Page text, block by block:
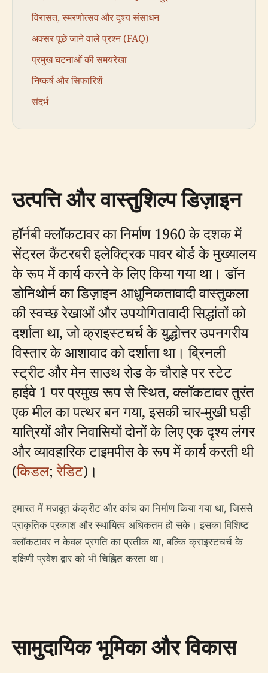
विरासत, स्मरणोत्सव और दृश्य संसाधन
अक्सर पूछे जाने वाले प्रश्न (FAQ)
प्रमुख घटनाओं की समयरेखा
निष्कर्ष और सिफारिशें
संदर्भ
उत्पत्ति और वास्तुशिल्प डिज़ाइन
हॉर्नबी क्लॉकटावर का निर्माण 1960 के दशक में
सेंट्रल कैंटरबरी इलेक्ट्रिक पावर बोर्ड के मुख्यालय
के रूप में कार्य करने के लिए किया गया था। डॉन
डोनिथोर्न का डिज़ाइन आधुनिकतावादी वास्तुकला
की स्वच्छ रेखाओं और उपयोगितावादी सिद्धांतों को
दर्शाता था, जो क्राइस्टचर्च के युद्धोत्तर उपनगरीय
विस्तार के आशावाद को दर्शाता था। ब्रिनली
स्ट्रीट और मेन साउथ रोड के चौराहे पर स्टेट
हाईवे 1 पर प्रमुख रूप से स्थित, क्लॉकटावर तुरंत
एक मील का पत्थर बन गया, इसकी चार-मुखी घड़ी
यात्रियों और निवासियों दोनों के लिए एक दृश्य लंगर
और व्यावहारिक टाइमपीस के रूप में कार्य करती थी
(किडल;रेडिट)।
इमारत में मजबूत कंक्रीट और कांच का निर्माण किया गया था, जिससे
प्राकृतिक प्रकाश और स्थायित्व अधिकतम हो सके। इसका विशिष्ट
क्लॉकटावर न केवल प्रगति का प्रतीक था, बल्कि क्राइस्टचर्च के
दक्षिणी प्रवेश द्वार को भी चिह्नित करता था।
सामुदायिक भूमिका और विकास